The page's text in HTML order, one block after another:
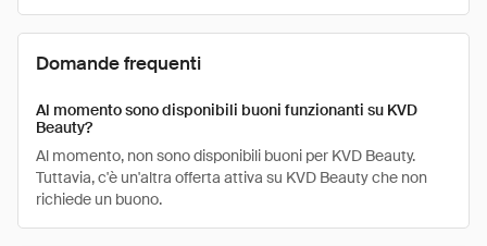
Domande frequenti
Al momento sono disponibili buoni funzionanti su KVD
Beauty?
Al momento, non sono disponibili buoni per KVD Beauty.
Tuttavia, c'è un'altra offerta attiva su KVD Beauty che non
richiede un buono.